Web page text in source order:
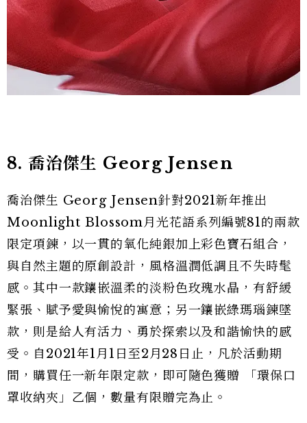
8. 喬治傑生 Georg Jensen
喬治傑生 Georg Jensen針對2021新年推出
Moonlight Blossom月光花語系列編號81的兩款
限定項鍊，以一貫的氧化純銀加上彩色寶石組合，
與自然主題的原創設計，風格溫潤低調且不失時髦
感。其中一款鑲嵌溫柔的淡粉色玫瑰水晶，有舒緩
緊張、賦予愛與愉悅的寓意；另一鑲嵌綠瑪瑙鍊墜
款，則是給人有活力、勇於探索以及和諧愉快的感
受。自2021年1月1日至2月28日止，凡於活動期
間，購買任一新年限定款，即可隨色獲贈 「環保口
罩收納夾」乙個，數量有限贈完為止。